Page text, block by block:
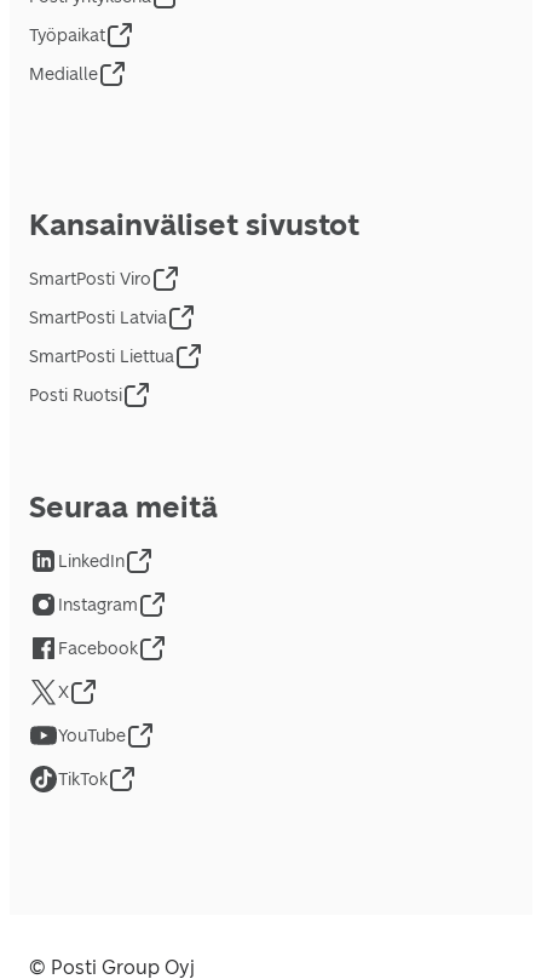
Työpaikat
Medialle
Kansainväliset sivustot
SmartPosti Viro
SmartPosti Latvia
SmartPosti Liettua
Posti Ruotsi
Seuraa meitä
LinkedIn
Instagram
Facebook
X
YouTube
TikTok
© Posti Group Oyj